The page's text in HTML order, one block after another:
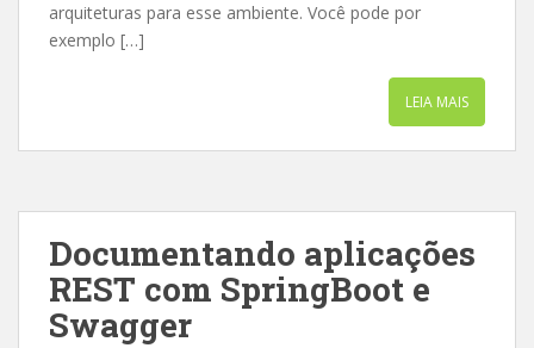
arquiteturas para esse ambiente. Você pode por
exemplo […]
LEIA MAIS
Documentando aplicações
REST com SpringBoot e
Swagger